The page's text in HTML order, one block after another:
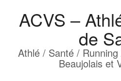
ACVS –
de
Athlé / Santé /
Beaujolais et